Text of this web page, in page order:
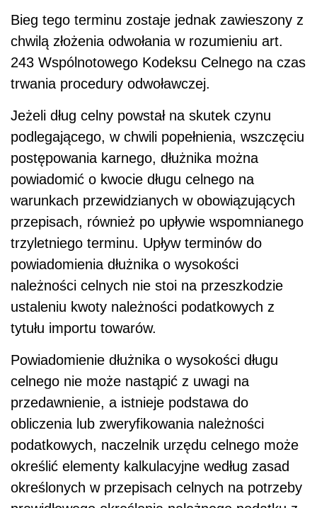
Bieg tego terminu zostaje jednak zawieszony z
chwilą złożenia odwołania w rozumieniu art.
243 Wspólnotowego Kodeksu Celnego na czas
trwania procedury odwoławczej.
Jeżeli dług celny powstał na skutek czynu
podlegającego, w chwili popełnienia, wszczęciu
postępowania karnego, dłużnika można
powiadomić o kwocie długu celnego na
warunkach przewidzianych w obowiązujących
przepisach, również po upływie wspomnianego
trzyletniego terminu. Upływ terminów do
powiadomienia dłużnika o wysokości
należności celnych nie stoi na przeszkodzie
ustaleniu kwoty należności podatkowych z
tytułu importu towarów.
Powiadomienie dłużnika o wysokości długu
celnego nie może nastąpić z uwagi na
przedawnienie, a istnieje podstawa do
obliczenia lub zweryfikowania należności
podatkowych, naczelnik urzędu celnego może
określić elementy kalkulacyjne według zasad
określonych w przepisach celnych na potrzeby